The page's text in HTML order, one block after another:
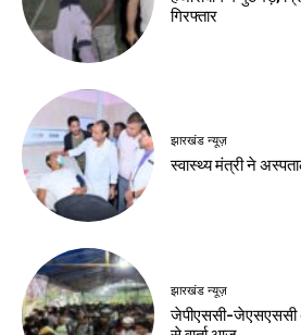
देश-विदेश
पूर्व कुलपति ब्रिगेडियर
ओ.पी. चौधरी का निधन
Birsa Bhumi Live -
August 8, 2026
नवीनतम लेख
देश-विदेश